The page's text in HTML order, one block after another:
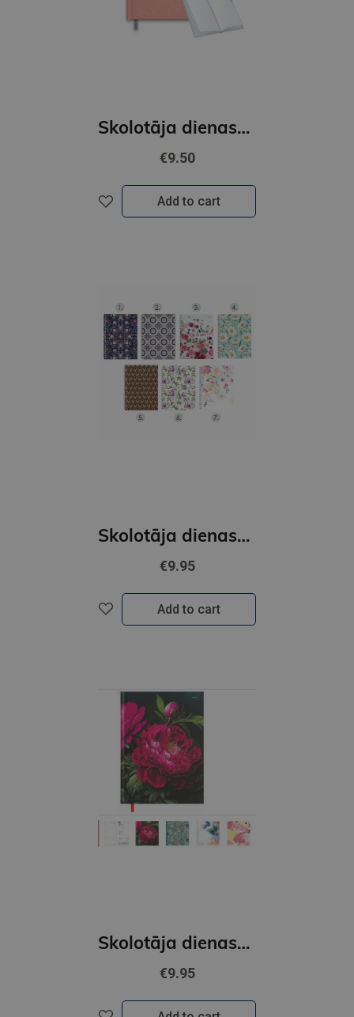
Skolotāja dienasgrāmata 26-27 iesieta (2316810000)
€9.50
Add to cart
Skolotāja dienasgrāmata 26/27 Tempo Spiral 2316865000
€9.95
Add to cart
Skolotāja dienasgrāmata 26-27 tempo 2316860000
€9.95